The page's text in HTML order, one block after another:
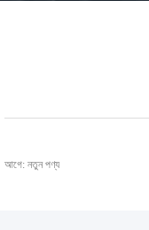
আগে: নতুন পণ্য